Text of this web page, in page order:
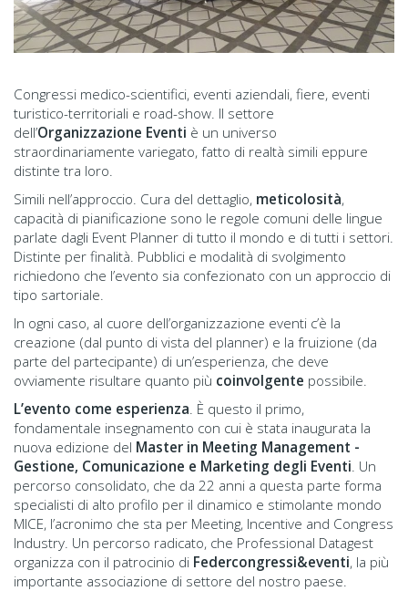
Congressi medico-scientifici, eventi aziendali, fiere, eventi
turistico-territoriali e road-show. Il settore
dell’Organizzazione Eventi è un universo
straordinariamente variegato, fatto di realtà simili eppure
distinte tra loro.
Simili nell’approccio. Cura del dettaglio, meticolosità,
capacità di pianificazione sono le regole comuni delle lingue
parlate dagli Event Planner di tutto il mondo e di tutti i settori.
Distinte per finalità. Pubblici e modalità di svolgimento
richiedono che l’evento sia confezionato con un approccio di
tipo sartoriale.
In ogni caso, al cuore dell’organizzazione eventi c’è la
creazione (dal punto di vista del planner) e la fruizione (da
parte del partecipante) di un’esperienza, che deve
ovviamente risultare quanto più coinvolgente possibile.
L’evento come esperienza . È questo il primo,
fondamentale insegnamento con cui è stata inaugurata la
nuova edizione del Master in Meeting Management -
Gestione, Comunicazione e Marketing degli Eventi . Un
percorso consolidato, che da 22 anni a questa parte forma
specialisti di alto profilo per il dinamico e stimolante mondo
MICE, l’acronimo che sta per Meeting, Incentive and Congress
Industry. Un percorso radicato, che Professional Datagest
organizza con il patrocinio di Federcongressi&eventi, la più
importante associazione di settore del nostro paese.